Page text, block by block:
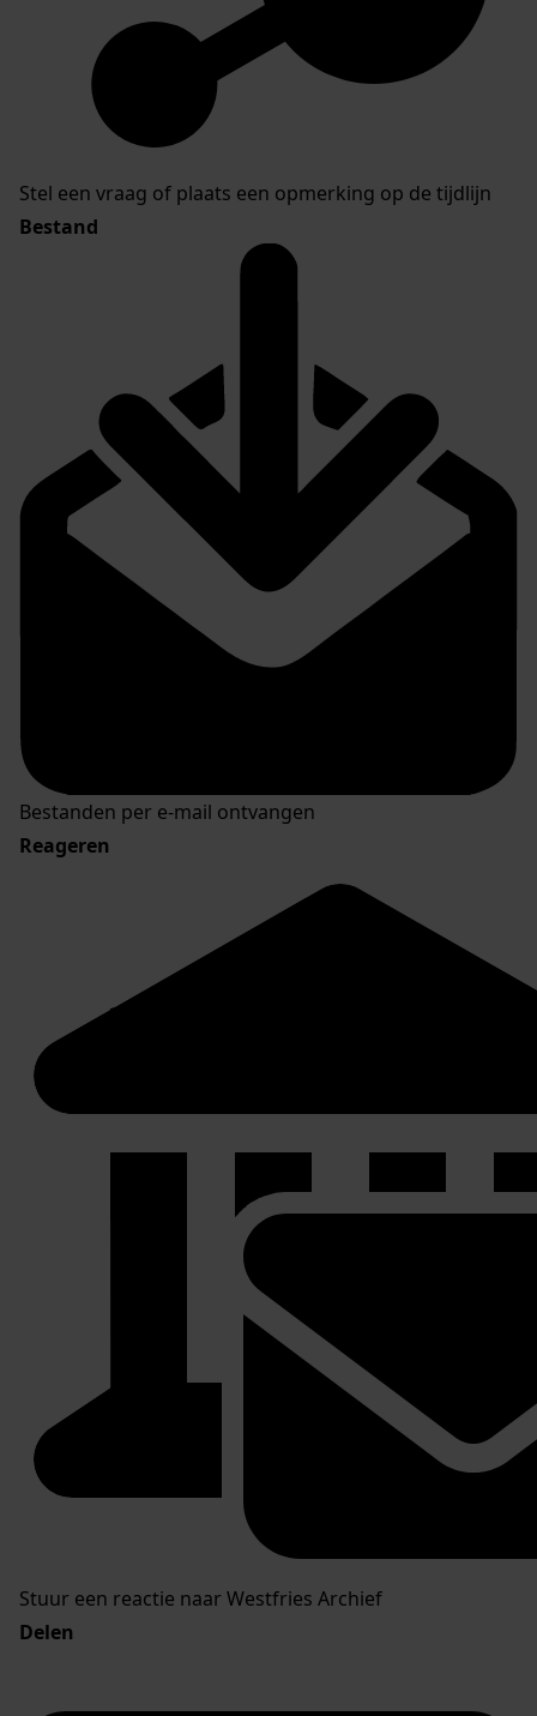
Stel een vraag of plaats een opmerking op de tijdlijn
Bestand
Bestanden per e-mail ontvangen
Reageren
Stuur een reactie naar Westfries Archief
Delen